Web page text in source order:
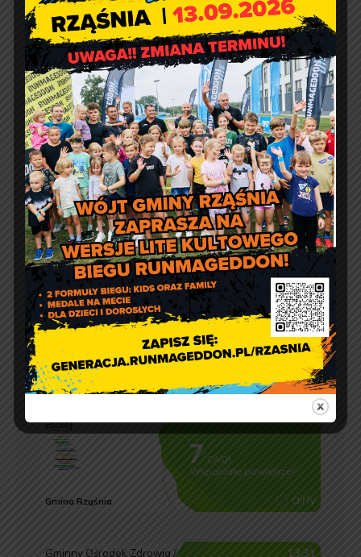
Urząd Gminy w Rząśni
ul. 1 Maja 37
98 – 332 Rząśnia
e-doręczenia:AE:PL-57726-56911-GBSAJ-23
adres email:gmina@rzasnia.pl
tel. 44 631-71-22 (biuro podawcze)
Godziny otwarcia Urzędu:
pon.: 9:00 – 17:00
wt. – pt.: 7:30 – 15:30
Jakość powietrza